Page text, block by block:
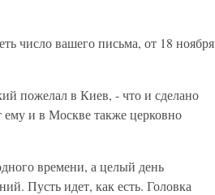
число вашего письма, от 18 ноября
пожелал в Киев, - что и сделано
ему и в Москве также церковно
времени, а целый день
Пусть идет, как есть. Головка